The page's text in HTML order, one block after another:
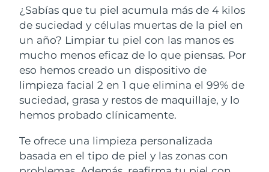
¿Sabías que tu piel acumula más de 4 kilos
de suciedad y células muertas de la piel en
un año? Limpiar tu piel con las manos es
mucho menos eficaz de lo que piensas. Por
eso hemos creado un dispositivo de
limpieza facial 2 en 1 que elimina el 99% de
suciedad, grasa y restos de maquillaje, y lo
hemos probado clínicamente.
Te ofrece una limpieza personalizada
basada en el tipo de piel y las zonas con
Anti-aging massage
LUNA™ 4 Plus
Massage, LED heating
LUNA™ 4 Men
Microcurrent toning
BEAR™ 2 go
Microcurrent toning on-the-go
BEAR™ 2 eyes & lips
Hidratación
UFO™ 3 pack
Deep facial hydration
Near-infrared and red light therapy
device
Cuidado bucal
issa™ 4
Hybrid silicone sonic toothbrush
Smart hybrid silicone sonic toothbrush
TRATAMIENTO ANTIEDAD FAQ™
Antiedad Tratamientos LED
NEW
Bermudas Entrega prevista 8/16/26
Bosnia y Herzegovina Entrega prevista
Brunéi Entrega prevista
Bulgaria Entrega prevista 8/10/26
Canadá Entrega prevista
Chile Entrega prevista